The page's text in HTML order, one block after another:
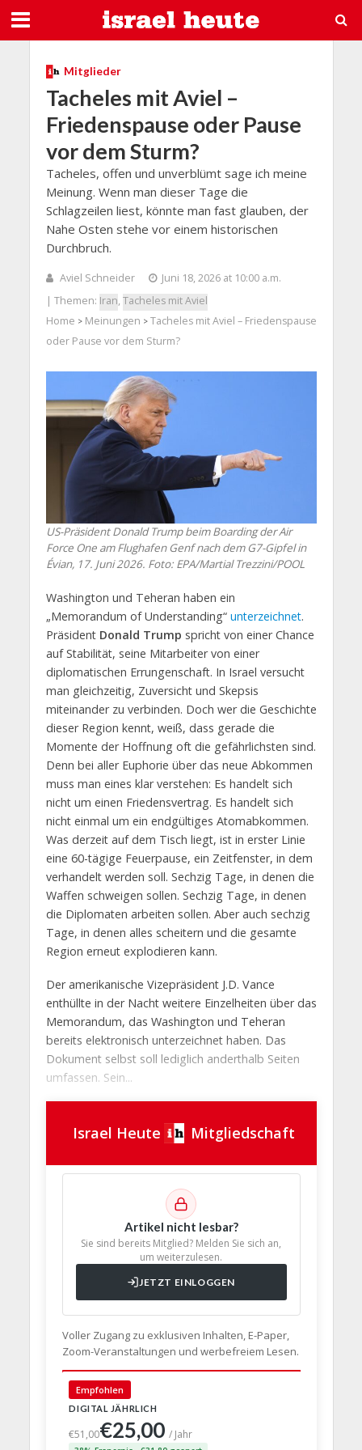
Mitglieder
Tacheles mit Aviel –
Friedenspause oder Pause
vor dem Sturm?
Tacheles, offen und unverblümt sage ich meine
Meinung. Wenn man dieser Tage die
Schlagzeilen liest, könnte man fast glauben, der
Nahe Osten stehe vor einem historischen
Durchbruch.
Aviel Schneider
Juni 18, 2026 at 10:00 a.m.
| Themen: Iran, Tacheles mit Aviel
Home > Meinungen > Tacheles mit Aviel – Friedenspause
oder Pause vor dem Sturm?
US-Präsident Donald Trump beim Boarding der Air
Force One am Flughafen Genf nach dem G7-Gipfel in
Évian, 17. Juni 2026. Foto: EPA/Martial Trezzini/POOL
Washington und Teheran haben ein
„Memorandum of Understanding“ unterzeichnet.
Präsident Donald Trump spricht von einer Chance
auf Stabilität, seine Mitarbeiter von einer
diplomatischen Errungenschaft. In Israel versucht
man gleichzeitig, Zuversicht und Skepsis
miteinander zu verbinden. Doch wer die Geschichte
dieser Region kennt, weiß, dass gerade die
Momente der Hoffnung oft die gefährlichsten sind.
Denn bei aller Euphorie über das neue Abkommen
muss man eines klar verstehen: Es handelt sich
nicht um einen Friedensvertrag. Es handelt sich
nicht einmal um ein endgültiges Atomabkommen.
Was derzeit auf dem Tisch liegt, ist in erster Linie
eine 60-tägige Feuerpause, ein Zeitfenster, in dem
verhandelt werden soll. Sechzig Tage, in denen die
Waffen schweigen sollen. Sechzig Tage, in denen
die Diplomaten arbeiten sollen. Aber auch sechzig
Tage, in denen alles scheitern und die gesamte
Region erneut explodieren kann.
Der amerikanische Vizepräsident J.D. Vance
enthüllte in der Nacht weitere Einzelheiten über das
Memorandum, das Washington und Teheran
bereits elektronisch unterzeichnet haben. Das
Dokument selbst soll lediglich anderthalb Seiten
umfassen. Sein...
Israel Heute Mitgliedschaft
Artikel nicht lesbar?
Sie sind bereits Mitglied? Melden Sie sich an,
um weiterzulesen.
JETZT EINLOGGEN
Voller Zugang zu exklusiven Inhalten, E-Paper,
Zoom-Veranstaltungen und werbefreiem Lesen.
Empfohlen
DIGITAL JÄHRLICH
€51,00€25,00/ Jahr